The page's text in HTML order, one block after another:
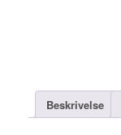
Beskrivelse